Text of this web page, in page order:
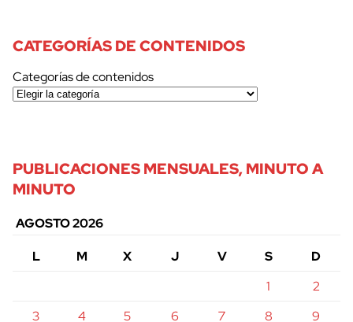
CATEGORÍAS DE CONTENIDOS
Categorías de contenidos
PUBLICACIONES MENSUALES, MINUTO A
MINUTO
AGOSTO 2026
L
M X J V S
D
1
2
3
4 5 6 7 8 9